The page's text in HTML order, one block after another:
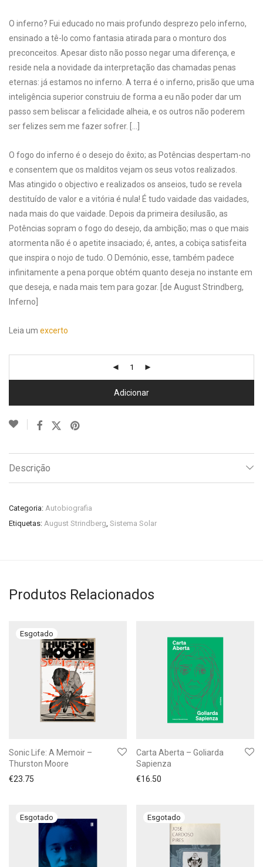
O inferno? Fui educado no mais profundo desprezo pelo inferno,
ensinado a tê-lo como fantasia atirada para o monturo dos
preconceitos. Apesar disto não posso negar uma diferença, e
reside nela a novidade da interpretação das chamadas penas
eternas: já estamos no inferno. A terra é o inferno, prisão que uma
inteligência superior construiu de forma a eu não poder dar um
passo sem beliscar a felicidade alheia, e os outros não poderem
ser felizes sem me fazer sofrer. […]
O fogo do inferno é o desejo do êxito; as Potências despertam-no
e consentem que os malditos vejam os seus votos realizados.
Mas atingido o objectivo e realizados os anseios, tudo se revela
destituído de valor e a vitória é nula! É tudo vaidade das vaidades,
nada mais do que vaidade. Depois da primeira desilusão, as
Potências sopram o fogo do desejo, da ambição; mas o que mais
atormenta não é o apetite insaciado; é, antes, a cobiça satisfeita
que inspira o nojo de tudo. O Demónio, esse, também padece
infinitamente a pena porque obtém quanto deseja no instante em
que deseja, e nada mais tem para gozar. [de August Strindberg,
Inferno]
Leia um excerto
Adicionar
Descrição
Categoria: Autobiografia
Etiquetas: August Strindberg, Sistema Solar
Produtos Relacionados
Sonic Life: A Memoir –
Thurston Moore
€23.75
Carta Aberta – Goliarda
Sapienza
€16.50